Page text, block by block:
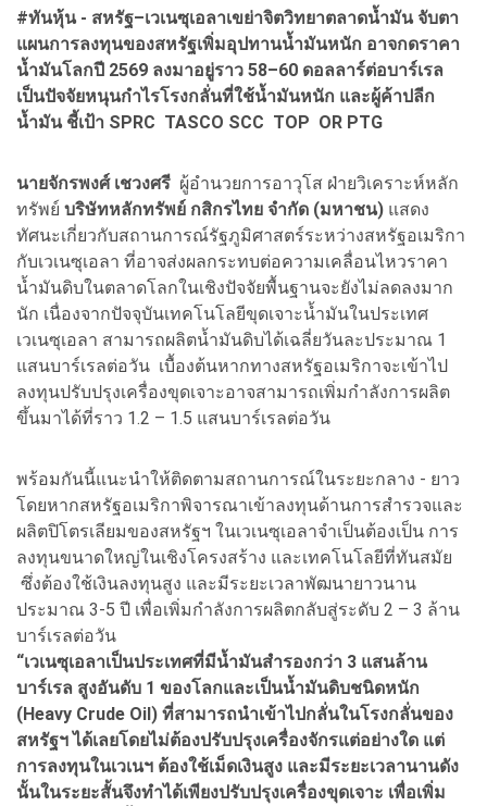
#ทันหุ้น - สหรัฐ–เวเนซุเอลาเขย่าจิตวิทยาตลาดน้ำมัน จับตา
แผนการลงทุนของสหรัฐเพิ่มอุปทานน้ำมันหนัก อาจกดราคา
น้ำมันโลกปี 2569 ลงมาอยู่ราว 58–60 ดอลลาร์ต่อบาร์เรล
เป็นปัจจัยหนุนกำไรโรงกลั่นที่ใช้น้ำมันหนัก และผู้ค้าปลีก
น้ำมัน ชี้เป้า SPRC TASCO SCC TOP OR PTG
นายจักรพงศ์ เชวงศรี ผู้อำนวยการอาวุโส ฝ่ายวิเคราะห์หลัก
ทรัพย์ บริษัทหลักทรัพย์ กสิกรไทย จำกัด (มหาชน) แสดง
ทัศนะเกี่ยวกับสถานการณ์รัฐภูมิศาสตร์ระหว่างสหรัฐอเมริกา
กับเวเนซุเอลา ที่อาจส่งผลกระทบต่อความเคลื่อนไหวราคา
น้ำมันดิบในตลาดโลกในเชิงปัจจัยพื้นฐานจะยังไม่ลดลงมาก
นัก เนื่องจากปัจจุบันเทคโนโลยีขุดเจาะน้ำมันในประเทศ
เวเนซุเอลา สามารถผลิตน้ำมันดิบได้เฉลี่ยวันละประมาณ 1
แสนบาร์เรลต่อวัน เบื้องต้นหากทางสหรัฐอเมริกาจะเข้าไป
ลงทุนปรับปรุงเครื่องขุดเจาะอาจสามารถเพิ่มกำลังการผลิต
ขึ้นมาได้ที่ราว 1.2 – 1.5 แสนบาร์เรลต่อวัน
พร้อมกันนี้แนะนำให้ติดตามสถานการณ์ในระยะกลาง - ยาว
โดยหากสหรัฐอเมริกาพิจารณาเข้าลงทุนด้านการสำรวจและ
ผลิตปิโตรเลียมของสหรัฐฯ ในเวเนซุเอลาจำเป็นต้องเป็น การ
ลงทุนขนาดใหญ่ในเชิงโครงสร้าง และเทคโนโลยีที่ทันสมัย
ซึ่งต้องใช้เงินลงทุนสูง และมีระยะเวลาพัฒนายาวนาน
ประมาณ 3-5 ปี เพื่อเพิ่มกำลังการผลิตกลับสู่ระดับ 2 – 3 ล้าน
บาร์เรลต่อวัน
“เวเนซุเอลาเป็นประเทศที่มีน้ำมันสำรองกว่า 3 แสนล้าน
บาร์เรล สูงอันดับ 1 ของโลกและเป็นน้ำมันดิบชนิดหนัก
(Heavy Crude Oil) ที่สามารถนำเข้าไปกลั่นในโรงกลั่นของ
สหรัฐฯ ได้เลยโดยไม่ต้องปรับปรุงเครื่องจักรแต่อย่างใด แต่
การลงทุนในเวเนฯ ต้องใช้เม็ดเงินสูง และมีระยะเวลานานดัง
นั้นในระยะสั้นจึงทำได้เพียงปรับปรุงเครื่องขุดเจาะ เพื่อเพิ่ม